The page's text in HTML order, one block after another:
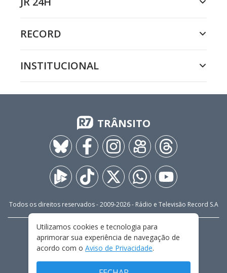
RECORD
INSTITUCIONAL
TRÂNSITO
Todos os direitos reservados - 2009-2026- Rádio e Televisão Record S.A
FALE CONOSCO
PRIVACIDADE
TERMOS E CONDIÇÕES DE USO
Utilizamos cookies e tecnologia para
aprimorar sua experiência de navegação de
acordo com o Aviso de Privacidade.